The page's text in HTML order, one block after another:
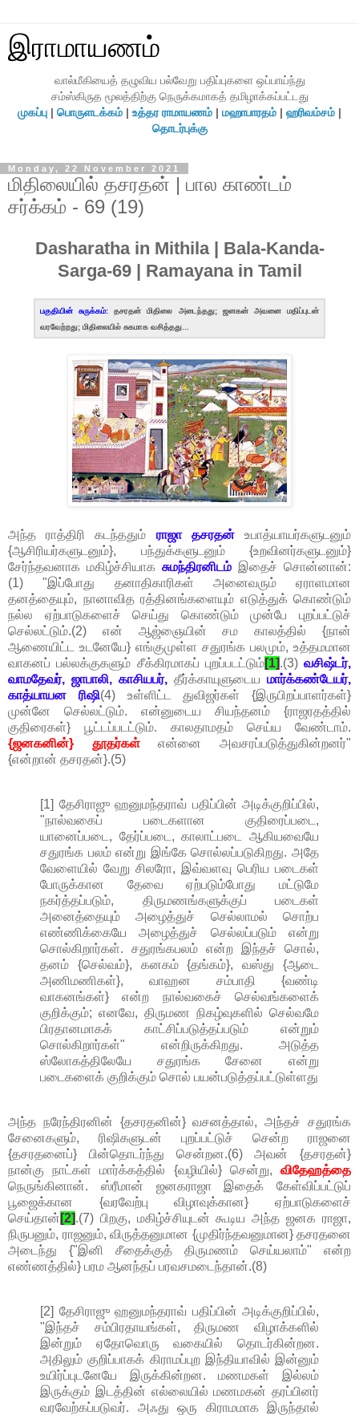
இராமாயணம்
வால்மீகியைத் தழுவிய பல்வேறு பதிப்புகளை ஒப்பாய்ந்து
சம்ஸ்கிருத மூலத்திற்கு நெருக்கமாகத் தமிழாக்கப்பட்டது
முகப்பு | பொருளடக்கம் | உத்தர ராமாயணம் | மஹாபாரதம் | ஹரிவம்சம் |
தொடர்புக்கு
Monday, 22 November 2021
மிதிலையில் தசரதன் | பால காண்டம்
சர்க்கம் - 69 (19)
Dasharatha in Mithila | Bala-Kanda-
Sarga-69 | Ramayana in Tamil
பகுதியின் சுருக்கம்:
தசரதன் மிதிலை அடைந்தது; ஜனகன் அவனை மதிப்புடன்
வரவேற்றது; மிதிலையில் சுகமாக வசித்தது...
அந்த ராத்திரி கடந்ததும் ராஜா தசரதன்உபாத்யாயர்களுடனும்
{ஆசிரியர்களுடனும்}, பந்துக்களுடனும் {உறவினர்களுடனும்}
சேர்ந்தவனாக மகிழ்ச்சியாக சுமந்திரனிடம் இதைச் சொன்னான்:
(1) "இப்போது தனாதிகாரிகள் அனைவரும் ஏராளமான
தனத்தையும், நானாவித ரத்தினங்களையும் எடுத்துக் கொண்டும்
நல்ல ஏற்பாடுகளைச் செய்து கொண்டும் முன்பே புறப்பட்டுச்
செல்லட்டும்.(2) என் ஆஜ்ஞையின் சம காலத்தில் {நான்
ஆணையிட்ட உடனேயே} எங்குமுள்ள சதுரங்க பலமும், உத்தமமான
வாகனப் பல்லக்குகளும் சீக்கிரமாகப் புறப்படட்டும்[1].(3) வசிஷ்டர்,
வாமதேவர், ஜாபாலி, காசியபர், தீர்க்காயுளுடைய மார்க்கண்டேயர்,
காத்யாயன ரிஷி(4) உள்ளிட்ட துவிஜர்கள் {இருபிறப்பாளர்கள்}
முன்னே செல்லட்டும். என்னுடைய சியந்தனம் {ராஜரதத்தில்
குதிரைகள்} பூட்டப்படட்டும். காலதாமதம் செய்ய வேண்டாம்.
{ஜனகனின்} தூதர்கள்என்னை அவசரப்படுத்துகின்றனர்"
{என்றான் தசரதன்}.(5)
[1] தேசிராஜு ஹனுமந்தராவ் பதிப்பின் அடிக்குறிப்பில்,
"நால்வகைப் படைகளான குதிரைப்படை,
யானைப்படை, தேர்ப்படை, காலாட்படை ஆகியவையே
சதுரங்க பலம் என்று இங்கே சொல்லப்படுகிறது. அதே
வேளையில் வேறு சிலரோ, இவ்வளவு பெரிய படைகள்
போருக்கான தேவை ஏற்படும்போது மட்டுமே
நகர்த்தப்படும், திருமணங்களுக்குப் படைகள்
அனைத்தையும் அழைத்துச் செல்லாமல் சொற்ப
எண்ணிக்கையே அழைத்துச் செல்லப்படும் என்று
சொல்கிறார்கள். சதுரங்கபலம் என்ற இந்தச் சொல்,
தனம் {செல்வம்}, கனகம் {தங்கம்}, வஸ்து {ஆடை
அணிமணிகள்}, வாஹன சம்பாதி {வண்டி
வாகனங்கள்} என்ற நால்வகைச் செல்வங்களைக்
குறிக்கும்; எனவே, திருமண நிகழ்வுகளில் செல்வமே
பிரதானமாகக் காட்சிப்படுத்தப்படும் என்றும்
சொல்கிறார்கள்" என்றிருக்கிறது. அடுத்த
ஸ்லோகத்திலேயே சதுரங்க சேனை என்று
படைகளைக் குறிக்கும் சொல் பயன்படுத்தப்பட்டுள்ளது
அந்த நரேந்திரனின் {தசரதனின்} வசனத்தால், அந்தச் சதுரங்க
சேனைகளும், ரிஷிகளுடன் புறப்பட்டுச் சென்ற ராஜனை
{தசரதனைப்} பின்தொடர்ந்து சென்றன.(6) அவன் {தசரதன்}
நான்கு நாட்கள் மார்க்கத்தில் {வழியில்} சென்று, விதேஹத்தை
நெருங்கினான். ஸ்ரீமான் ஜனகராஜா இதைக் கேள்விப்பட்டுப்
பூஜைக்கான {வரவேற்பு விழாவுக்கான} ஏற்பாடுகளைச்
செய்தான் [2].(7) பிறகு, மகிழ்ச்சியுடன் கூடிய அந்த ஜனக ராஜா,
நிருபனும், ராஜனும், விருத்தனுமான {முதிர்ந்தவனுமான} தசரதனை
அடைந்து {"இனி சீதைக்குத் திருமணம் செய்யலாம்" என்ற
எண்ணத்தில்} பரம ஆனந்தப் பரவசமடைந்தான்.(8)
[2] தேசிராஜு ஹனுமந்தராவ் பதிப்பின் அடிக்குறிப்பில்,
"இந்தச் சம்பிரதாயங்கள், திருமண விழாக்களில்
இன்றும் ஏதோவொரு வகையில் தொடர்கின்றன.
அதிலும் குறிப்பாகக் கிராமப்புற இந்தியாவில் இன்னும்
உயிர்ப்புடனேயே இருக்கின்றன. மணமகள் இல்லம்
இருக்கும் இடத்தின் எல்லையில் மணமகன் தரப்பினர்
வரவேற்கப்படுவர். அஃது ஒரு கிராமமாக இருந்தால்